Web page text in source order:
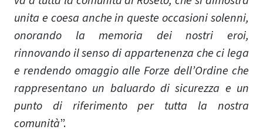
unita e coesa anche in queste occasioni solenni,
onorando la memoria dei nostri eroi,
rinnovando il senso di appartenenza che ci lega
e rendendo omaggio alle Forze dell’Ordine che
rappresentano un baluardo di sicurezza e un
punto di riferimento per tutta la nostra
comunità”.